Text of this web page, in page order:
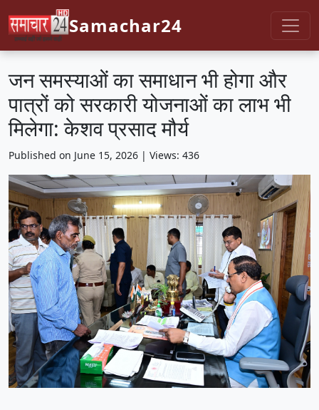
Samachar24
जन समस्याओं का समाधान भी होगा और
पात्रों को सरकारी योजनाओं का लाभ भी
मिलेगा: केशव प्रसाद मौर्य
Published on June 15, 2026 | Views: 436